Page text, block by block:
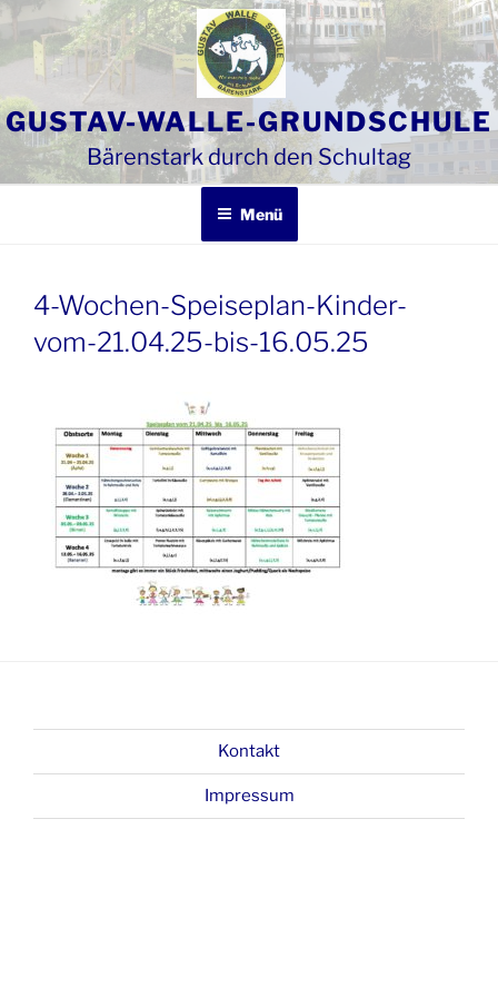
Zum
Inhalt
springen
GUSTAV-WALLE-GRUNDSCHULE
Bärenstark durch den Schultag
Menü
4-Wochen-Speiseplan-Kinder-
vom-21.04.25-bis-16.05.25
Kontakt
Impressum